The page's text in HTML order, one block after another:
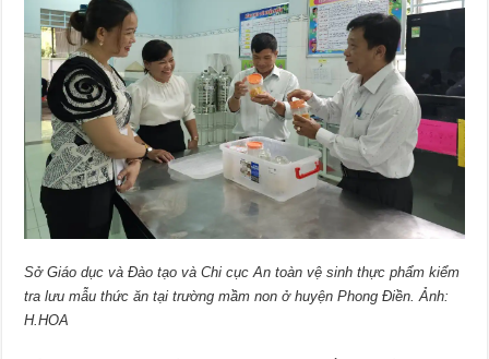
Sở Giáo dục và Đào tạo và Chi cục An toàn vệ sinh thực phẩm kiểm
tra lưu mẫu thức ăn tại trường mầm non ở huyện Phong Điền. Ảnh:
H.HOA